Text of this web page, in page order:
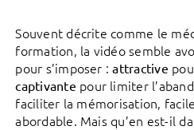
Souvent décrite comme le
formation, la vidéo semble
pour s’imposer :attractive
captivante pour limiter
faciliter la mémorisation,
abordable. Mais qu’en est-il